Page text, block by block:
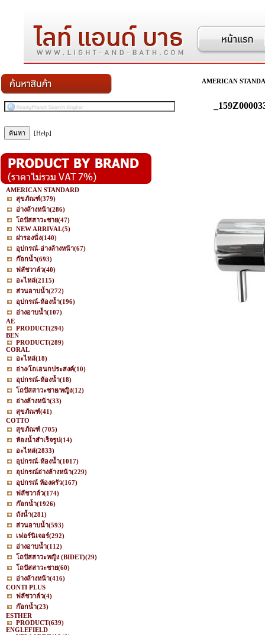
[Help]
AMERICAN STANDARD
สุขภัณฑ์(379)
อ่างล้างหน้า(286)
โถปัสสาวะชาย(47)
NEW ARRIVAL(5)
ฝารองนั่ง(140)
อุปกรณ์-อ่างล้างหน้า(67)
ก๊อกน้ำ(693)
ฟลัชวาล์ว(40)
อะไหล่(2115)
ส่วนอาบน้ำ(272)
อุปกรณ์-ห้องน้ำ(196)
อ่างอาบน้ำ(107)
AE
PRODUCT(294)
BEN
PRODUCT(289)
CORAL
อะไหล่(18)
อ่าง/โถเอนกประสงค์(10)
อุปกรณ์-ห้องน้ำ(18)
โถปัสสาวะชาย/หญิง(12)
อ่างล้างหน้า(33)
สุขภัณฑ์(41)
COTTO
สุขภัณฑ์ (705)
ห้องน้ำสำเร็จรูป(14)
อะไหล่(2833)
อุปกรณ์-ห้องน้ำ(1017)
อุปกรณ์อ่างล้างหน้า(229)
อุปกรณ์ ห้องครัว(167)
ฟลัชวาล์ว(174)
ก๊อกน้ำ(1926)
ถังน้ำ(281)
ส่วนอาบน้ำ(593)
เฟอร์นิเจอร์(292)
อ่างอาบน้ำ(112)
โถปัสสาวะหญิง (BIDET)(29)
โถปัสสาวะชาย(60)
อ่างล้างหน้า(416)
CONTI PLUS
ฟลัชวาล์ว(4)
ก๊อกน้ำ(23)
ESTHER
PRODUCT(639)
ENGLEFIELD
AMERICAN